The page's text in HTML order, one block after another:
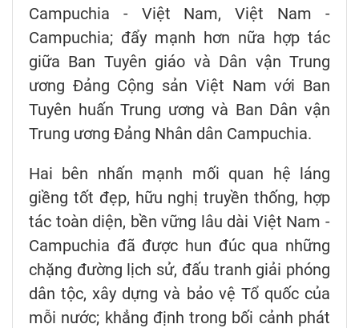
Campuchia - Việt Nam, Việt Nam -
Campuchia; đẩy mạnh hơn nữa hợp tác
giữa Ban Tuyên giáo và Dân vận Trung
ương Đảng Cộng sản Việt Nam với Ban
Tuyên huấn Trung ương và Ban Dân vận
Trung ương Đảng Nhân dân Campuchia.
Hai bên nhấn mạnh mối quan hệ láng
giềng tốt đẹp, hữu nghị truyền thống, hợp
tác toàn diện, bền vững lâu dài Việt Nam -
Campuchia đã được hun đúc qua những
chặng đường lịch sử, đấu tranh giải phóng
dân tộc, xây dựng và bảo vệ Tổ quốc của
mỗi nước; khẳng định trong bối cảnh phát